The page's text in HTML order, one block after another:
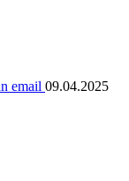
email 09.04.2025